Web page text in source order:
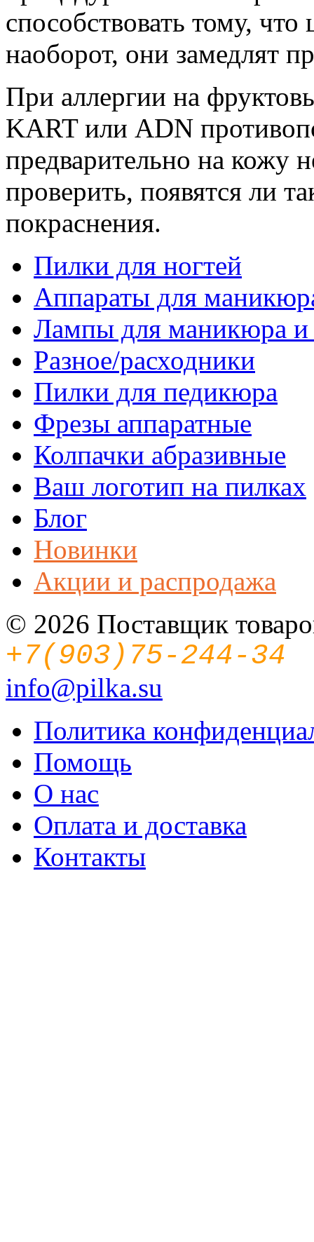
способствовать тому,
наоборот, они замедлят
При аллергии на
KART или ADN
предварительно на кожу
проверить, появятся ли
покраснения.
Пилки для ногтей
Аппараты для
Лампы для маникюра и
Разное/расходники
Пилки для педикюра
Фрезы аппаратные
Колпачки абразивные
Ваш логотип на пилках
Блог
Новинки
Акции и распродажа
© 2026 Поставщик
+7(903)75-244-34
info@pilka.su
Политика
Помощь
О нас
Оплата и доставка
Контакты